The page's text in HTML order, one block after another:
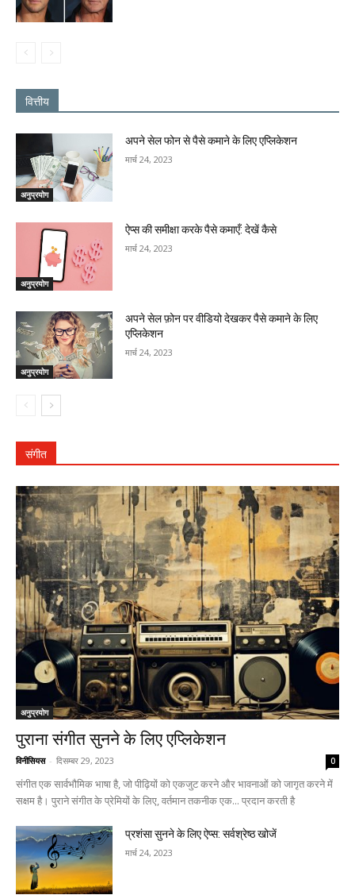
वित्तीय
अनुप्रयोग
अपने सेल फोन से पैसे कमाने के लिए एप्लिकेशन
मार्च 24, 2023
अनुप्रयोग
ऐप्स की समीक्षा करके पैसे कमाएँ: देखें कैसे
मार्च 24, 2023
अनुप्रयोग
अपने सेल फ़ोन पर वीडियो देखकर पैसे कमाने के लिए
एप्लिकेशन
मार्च 24, 2023
संगीत
अनुप्रयोग
पुराना संगीत सुनने के लिए एप्लिकेशन
विनीसियस - दिसम्बर 29, 2023 0
संगीत एक सार्वभौमिक भाषा है, जो पीढ़ियों को एकजुट करने और भावनाओं को जागृत करने में
सक्षम है। पुराने संगीत के प्रेमियों के लिए, वर्तमान तकनीक एक... प्रदान करती है
प्रशंसा सुनने के लिए ऐप्स: सर्वश्रेष्ठ खोजें
मार्च 24, 2023